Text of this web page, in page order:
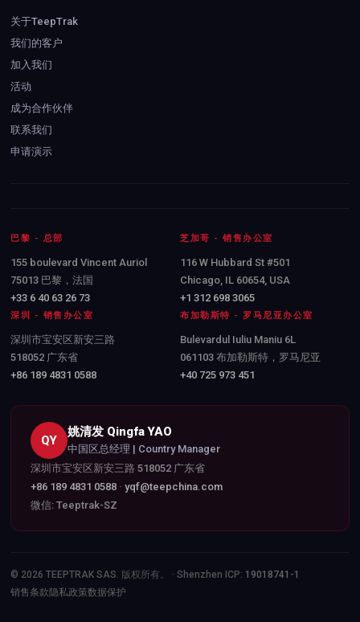
关于TeepTrak
我们的客户
加入我们
活动
成为合作伙伴
联系我们
申请演示
巴黎 - 总部
155 boulevard Vincent Auriol
75013 巴黎，法国
+33 6 40 63 26 73
芝加哥 - 销售办公室
116 W Hubbard St #501
Chicago, IL 60654, USA
+1 312 698 3065
深圳 - 销售办公室
深圳市宝安区新安三路
518052 广东省
+86 189 4831 0588
布加勒斯特 - 罗马尼亚办公室
Bulevardul Iuliu Maniu 6L
061103 布加勒斯特，罗马尼亚
+40 725 973 451
QY
姚清发 Qingfa YAO
中国区总经理 | Country Manager
深圳市宝安区新安三路 518052 广东省
+86 189 4831 0588 ·yqf@teepchina.com
微信: Teeptrak-SZ
© 2026 TEEPTRAK SAS. 版权所有。 · Shenzhen ICP: 19018741-1
销售条款 隐私政策数据保护